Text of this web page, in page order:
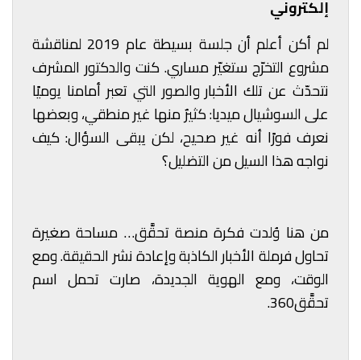
إلكتروني
لم أكن أعلم أن جلسة بسيطة عام 2019 لمناقشة
مشروع التخرّج ستغيّر مساري. كنت والدكتور المشرف
نتحدّث عن تلك الأخبار والصور التي تعبر أمامنا يوميًا
على السوشيال ميديا: كثيرٌ منها غير منطقي، وبعضها
نعرف فورًا أنه غير صحيح، لكن يبقى السؤال: كيف
نواجه هذا السيل من التضليل؟
من هنا وُلدت فكرة منصة تحقَّق… مساحة صغيرة
تحاول فرملة الأخبار الكاذبة وإعادة نشر الحقيقة. ومع
الوقت، ومع الهوية الجديدة، صارت تحمل اسم
تحقَّق360.